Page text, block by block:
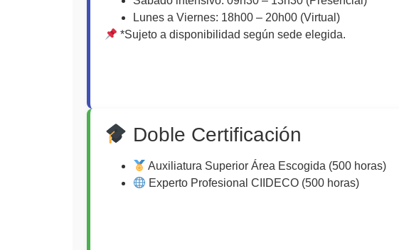
Lunes a Viernes: 18h00 – 20h00 (Virtual)
*Sujeto a disponibilidad según sede elegida.
Doble Certificación
Auxiliatura Superior Área Escogida (500 horas)
Experto Profesional CIIDECO (500 horas)